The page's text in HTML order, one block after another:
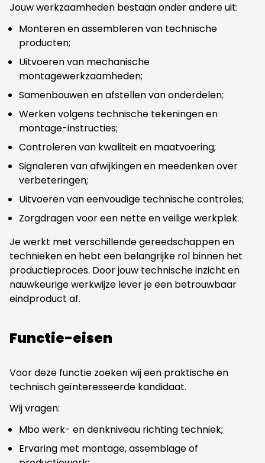
Jouw werkzaamheden bestaan onder andere uit:
Monteren en assembleren van technische
producten;
Uitvoeren van mechanische
montagewerkzaamheden;
Samenbouwen en afstellen van onderdelen;
Werken volgens technische tekeningen en
montage-instructies;
Controleren van kwaliteit en maatvoering;
Signaleren van afwijkingen en meedenken over
verbeteringen;
Uitvoeren van eenvoudige technische controles;
Zorgdragen voor een nette en veilige werkplek.
Je werkt met verschillende gereedschappen en
technieken en hebt een belangrijke rol binnen het
productieproces. Door jouw technische inzicht en
nauwkeurige werkwijze lever je een betrouwbaar
eindproduct af.
Functie-eisen
Voor deze functie zoeken wij een praktische en
technisch geïnteresseerde kandidaat.
Wij vragen:
Mbo werk- en denkniveau richting techniek;
Ervaring met montage, assemblage of